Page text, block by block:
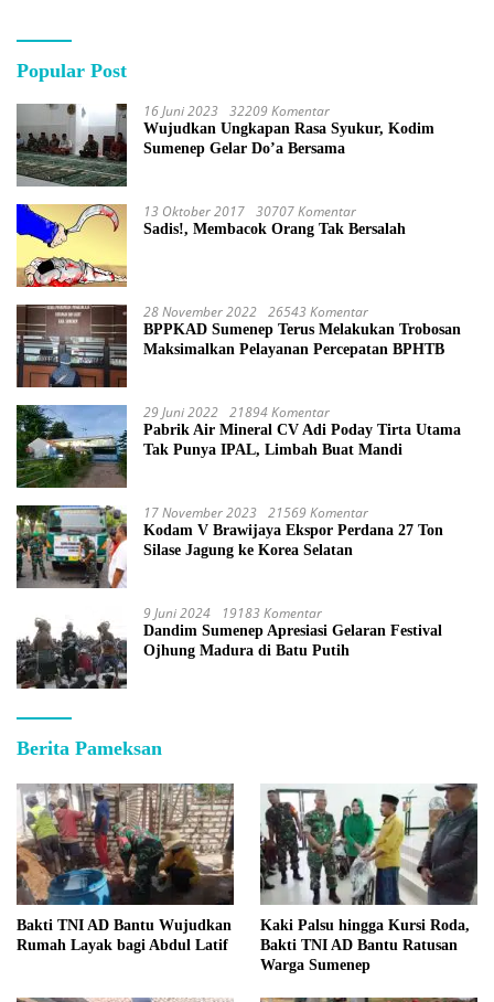
Popular Post
16 Juni 2023 32209 Komentar
Wujudkan Ungkapan Rasa Syukur, Kodim
Sumenep Gelar Do’a Bersama
13 Oktober 2017 30707 Komentar
Sadis!, Membacok Orang Tak Bersalah
28 November 2022 26543 Komentar
BPPKAD Sumenep Terus Melakukan Trobosan
Maksimalkan Pelayanan Percepatan BPHTB
29 Juni 2022 21894 Komentar
Pabrik Air Mineral CV Adi Poday Tirta Utama
Tak Punya IPAL, Limbah Buat Mandi
17 November 2023 21569 Komentar
Kodam V Brawijaya Ekspor Perdana 27 Ton
Silase Jagung ke Korea Selatan
9 Juni 2024 19183 Komentar
Dandim Sumenep Apresiasi Gelaran Festival
Ojhung Madura di Batu Putih
Berita Pameksan
Bakti TNI AD Bantu Wujudkan
Rumah Layak bagi Abdul Latif
Kaki Palsu hingga Kursi Roda,
Bakti TNI AD Bantu Ratusan
Warga Sumenep